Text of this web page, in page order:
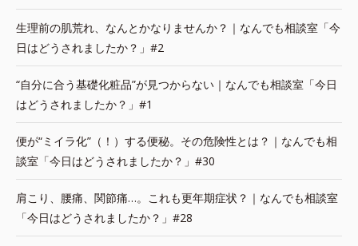
生理前の肌荒れ、なんとかなりませんか？｜なんでも相談室「今
日はどうされましたか？」#2
“自分に合う基礎化粧品”が見つからない｜なんでも相談室「今日
はどうされましたか？」#1
便が“ミイラ化”（！）する便秘。その危険性とは？｜なんでも相
談室「今日はどうされましたか？」#30
肩こり、腰痛、関節痛…。これも更年期症状？｜なんでも相談室
「今日はどうされましたか？」#28